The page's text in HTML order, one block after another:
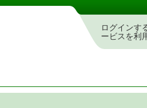
ログインす
ービスを利